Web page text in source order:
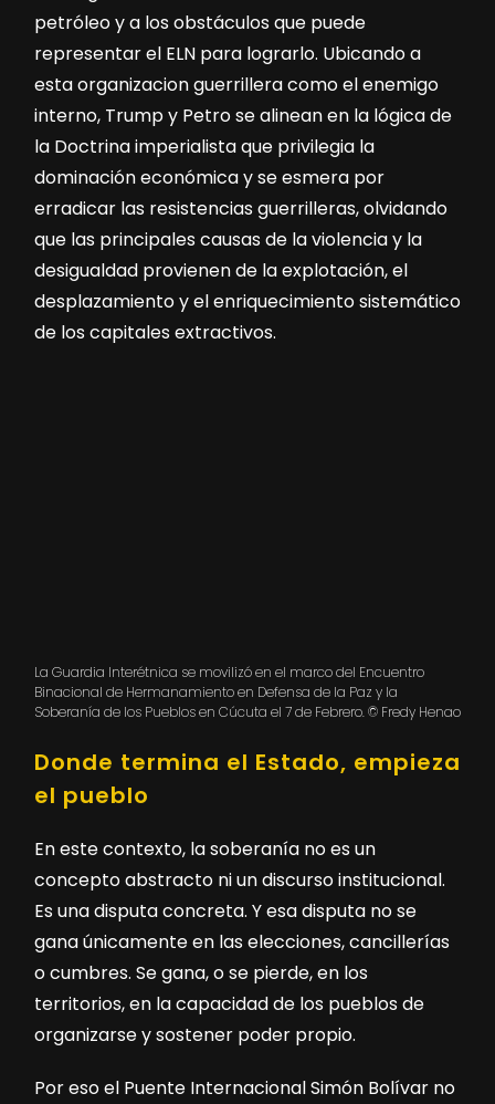
petróleo y a los obstáculos que puede
representar el ELN para lograrlo. Ubicando a
esta organizacion guerrillera como el enemigo
interno, Trump y Petro se alinean en la lógica de
la Doctrina imperialista que privilegia la
dominación económica y se esmera por
erradicar las resistencias guerrilleras, olvidando
que las principales causas de la violencia y la
desigualdad provienen de la explotación, el
desplazamiento y el enriquecimiento sistemático
de los capitales extractivos.
La Guardia Interétnica se movilizó en el marco del Encuentro
Binacional de Hermanamiento en Defensa de la Paz y la
Soberanía de los Pueblos en Cúcuta el 7 de Febrero. © Fredy Henao
Donde termina el Estado, empieza
el pueblo
En este contexto, la soberanía no es un
concepto abstracto ni un discurso institucional.
Es una disputa concreta. Y esa disputa no se
gana únicamente en las elecciones, cancillerías
o cumbres. Se gana, o se pierde, en los
territorios, en la capacidad de los pueblos de
organizarse y sostener poder propio.
Por eso el Puente Internacional Simón Bolívar no